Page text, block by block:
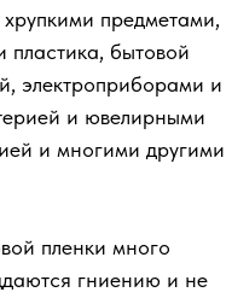
предметами,
пластика, бытовой
электроприборами и
и ювелирными
и многими другими
пленки много
гниению и не